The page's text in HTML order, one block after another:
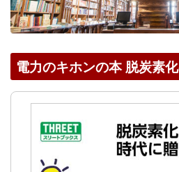
電力のキホンの本 脱炭素